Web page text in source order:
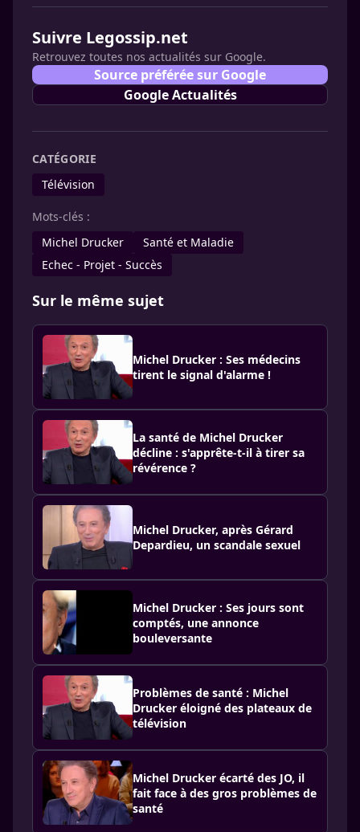
Suivre Legossip.net
Retrouvez toutes nos actualités sur Google.
Source préférée sur Google
Google Actualités
CATÉGORIE
Télévision
Mots-clés :
Michel Drucker
Santé et Maladie
Echec - Projet - Succès
Sur le même sujet
Michel Drucker : Ses médecins
tirent le signal d'alarme !
La santé de Michel Drucker
décline : s'apprête-t-il à tirer sa
révérence ?
Michel Drucker, après Gérard
Depardieu, un scandale sexuel
Michel Drucker : Ses jours sont
comptés, une annonce
bouleversante
Problèmes de santé : Michel
Drucker éloigné des plateaux de
télévision
Michel Drucker écarté des JO, il
fait face à des gros problèmes de
santé